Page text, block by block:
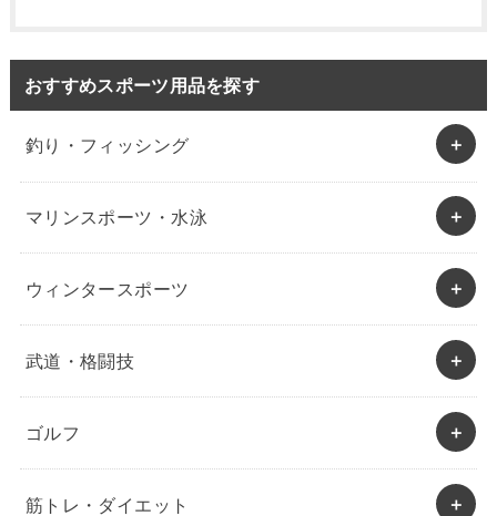
おすすめスポーツ用品を探す
釣り・フィッシング
マリンスポーツ・水泳
ウィンタースポーツ
武道・格闘技
ゴルフ
筋トレ・ダイエット